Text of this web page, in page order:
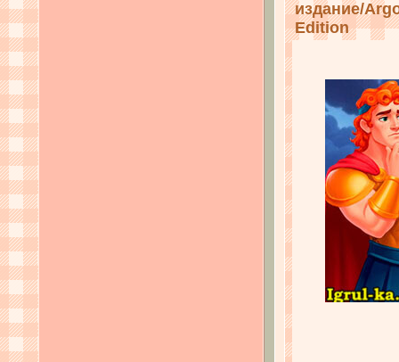
издание/
Edition